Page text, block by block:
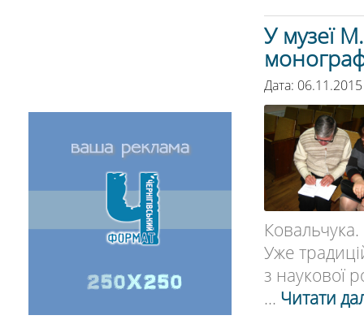
У музеї
Дата:
Ковальчука.
Уже
з наукової
... Читати